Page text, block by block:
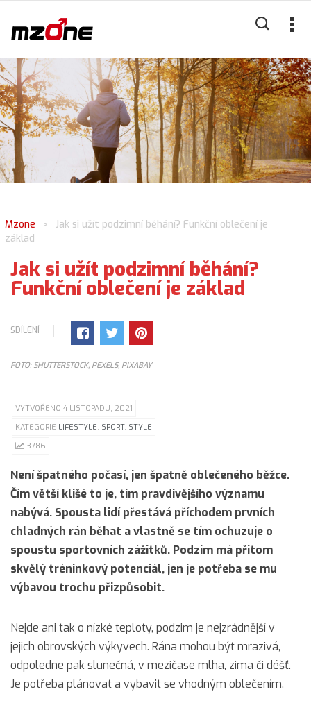
Mzone >
Jak si užít podzimní běhání? Funkční oblečení je
základ
Jak si užít podzimní běhání?
Funkční oblečení je základ
SDÍLENÍ
FOTO: SHUTTERSTOCK, PEXELS, PIXABAY
VYTVOŘENO 4 LISTOPADU, 2021
KATEGORIE LIFESTYLE, SPORT, STYLE
3786
Není špatného počasí, jen špatně oblečeného běžce.
Čím větší klišé to je, tím pravdivějšího významu
nabývá. Spousta lidí přestává příchodem prvních
chladných rán běhat a vlastně se tím ochuzuje o
spoustu sportovních zážitků. Podzim má přitom
skvělý tréninkový potenciál, jen je potřeba se mu
výbavou trochu přizpůsobit.
Nejde ani tak o nízké teploty, podzim je nejzrádnější v
jejich obrovských výkyvech. Rána mohou být mrazivá,
odpoledne pak slunečná, v mezičase mlha, zima či déšť.
Je potřeba plánovat a vybavit se vhodným oblečením.